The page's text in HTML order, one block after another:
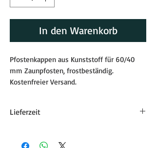
In den Warenkorb
Pfostenkappen aus Kunststoff für 60/40
mm Zaunpfosten, frostbeständig.
Kostenfreier Versand.
Lieferzeit
etwa 8-9 Werktage.